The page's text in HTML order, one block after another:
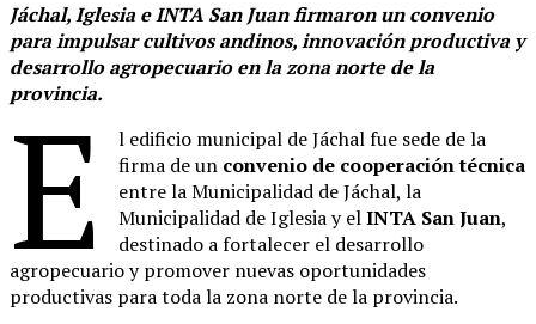
Jáchal, Iglesia e INTA San Juan firmaron un convenio
para impulsar cultivos andinos, innovación productiva y
desarrollo agropecuario en la zona norte de la
provincia.
E
l edificio municipal de Jáchal fue sede de la
firma de un convenio de cooperación técnica
entre la Municipalidad de Jáchal, la
Municipalidad de Iglesia y elINTA San Juan,
destinado a fortalecer el desarrollo
agropecuario y promover nuevas oportunidades
productivas para toda la zona norte de la provincia.